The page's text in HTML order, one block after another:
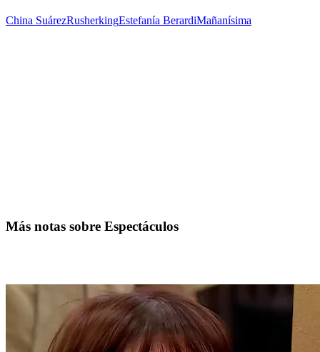
China SuárezRusherkingEstefanía BerardiMañanísima
Más notas sobre Espectáculos